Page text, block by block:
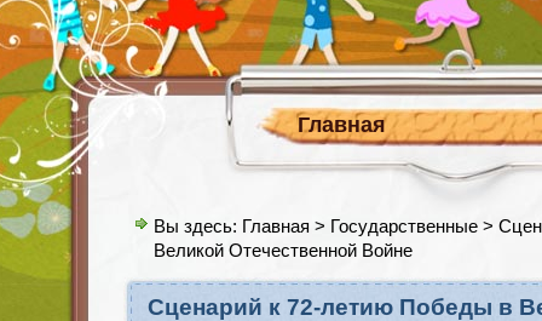
Главная
Вы здесь: Главная > Государственные >
Великой Отечественной Войне
Сценарий к 72-летию Победы в